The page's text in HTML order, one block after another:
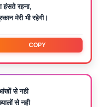
हंसते रहना,
मेरी भी रहेगी।
COPY
से नही
से नही